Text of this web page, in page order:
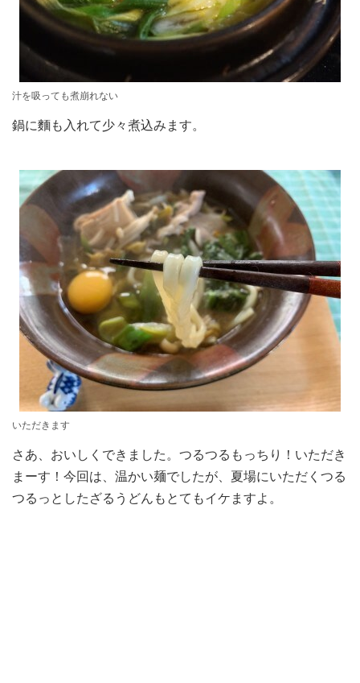
汁を吸っても煮崩れない
鍋に麵も入れて少々煮込みます。
いただきます
さあ、おいしくできました。つるつるもっちり！いただき
まーす！今回は、温かい麺でしたが、夏場にいただくつる
つるっとしたざるうどんもとてもイケますよ。